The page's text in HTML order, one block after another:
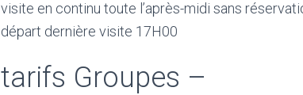
visite en continu toute l’après-midi sans
départ dernière visite 17H00
tarifs Groupes –